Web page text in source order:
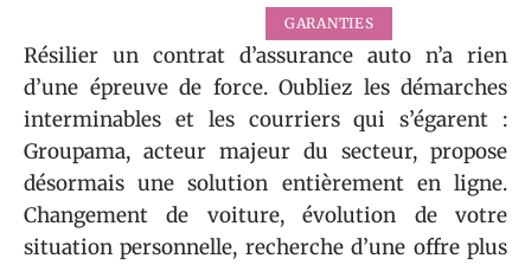
GARANTIES
Résilier un contrat d’assurance auto n’a rien
d’une épreuve de force. Oubliez les démarches
interminables et les courriers qui s’égarent :
Groupama, acteur majeur du secteur, propose
désormais une solution entièrement en ligne.
Changement de voiture, évolution de votre
situation personnelle, recherche d’une offre plus